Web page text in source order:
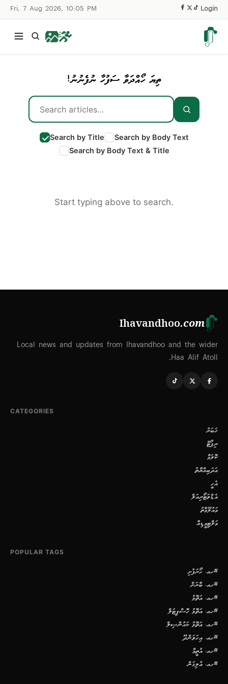
Fri, 7 Aug 2026, 10:05 PM Login
ތިޔަ ހޯއްދަވާ ސަފުހާ ނުފެނުނު!
Search by Title
Search by Body Text
Search by Body Text & Title
Start typing above to search.
Ihavandhoo.com
Local news and updates from Ihavandhoo and the wider
Haa Alif Atoll.
CATEGORIES
ޚަބަރު
ރިޕޯޓް
ކޮލަމް
އަދަބިއްޔާތު
އެހީ
އެޑްވަޓޯރިއަލް
މައުލޫމާތު
މަލްޓިމީޑިއާ
POPULAR TAGS
#ހއ. ހޯރަފުށި
#ހއ. ބާރަށް
#ހއ. އަތޮޅު
#ހއ. އަތޮޅު ހޮސްޕިޓަލް
#ހއ. އަތޮޅު ކައުންސިލް
#ހއ. އިހަވަންދޫ
#ހއ. އުތީމް
#ހއ. އުލިގަން